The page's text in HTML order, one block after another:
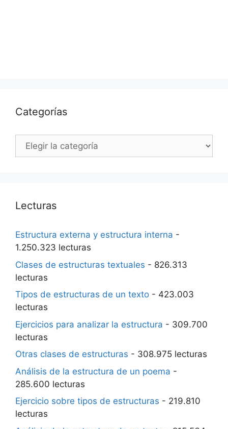
Categorías
Categorías
Lecturas
Estructura externa y estructura interna -
1.250.323 lecturas
Clases de estructuras textuales - 826.313
lecturas
Tipos de estructuras de un texto - 423.003
lecturas
Ejercicios para analizar la estructura - 309.700
lecturas
Otras clases de estructuras - 308.975 lecturas
Análisis de la estructura de un poema -
285.600 lecturas
Ejercicio sobre tipos de estructuras - 219.810
lecturas